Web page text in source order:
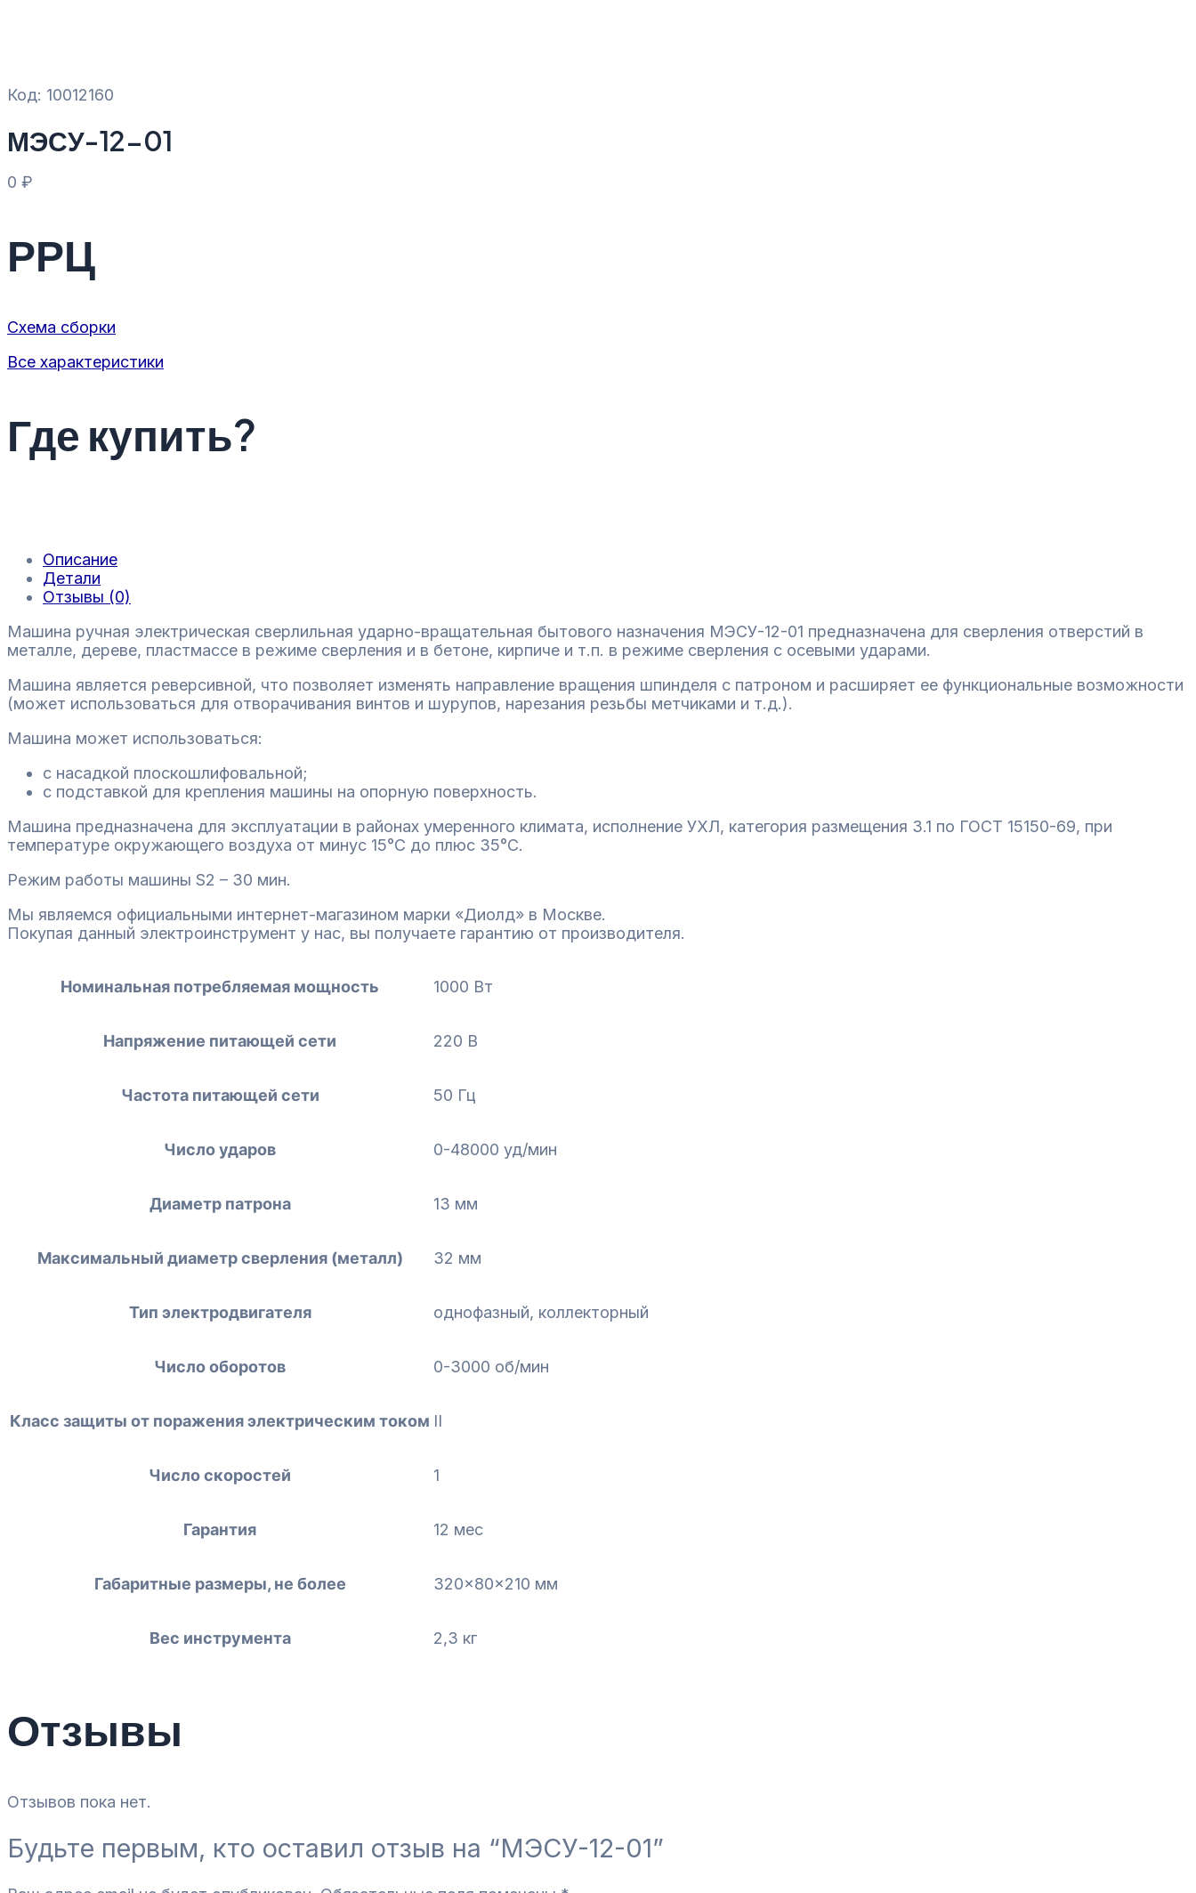
Код: 10012160
МЭСУ-12-01
0 ₽
РРЦ
Схема сборки
Все характеристики
Где купить?
Описание
Детали
Отзывы (0)
Машина ручная электрическая сверлильная ударно-вращательная бытового назначения МЭСУ-12-01 предназначена для сверления отверстий в
металле, дереве, пластмассе в режиме сверления и в бетоне, кирпиче и т.п. в режиме сверления с осевыми ударами.
Машина является реверсивной, что позволяет изменять направление вращения шпинделя с патроном и расширяет ее функциональные возможности
(может использоваться для отворачивания винтов и шурупов, нарезания резьбы метчиками и т.д.).
Машина может использоваться:
с насадкой плоскошлифовальной;
с подставкой для крепления машины на опорную поверхность.
Машина предназначена для эксплуатации в районах умеренного климата, исполнение УХЛ, категория размещения 3.1 по ГОСТ 15150-69, при
температуре окружающего воздуха от минус 15°С до плюс 35°С.
Режим работы машины S2 – 30 мин.
Мы являемся официальными интернет-магазином марки «Диолд» в Москве.
Покупая данный электроинструмент у нас, вы получаете гарантию от производителя.
Номинальная потребляемая мощность 1000 Вт
Напряжение питающей сети 220 В
Частота питающей сети 50 Гц
Число ударов 0-48000 уд/мин
Диаметр патрона 13 мм
Максимальный диаметр сверления (металл) 32 мм
Тип электродвигателя однофазный, коллекторный
Число оборотов 0-3000 об/мин
Класс защиты от поражения электрическим током II
Число скоростей 1
Гарантия 12 мес
Габаритные размеры, не более 320x80x210 мм
Вес инструмента 2,3 кг
Отзывы
Отзывов пока нет.
Будьте первым, кто оставил отзыв на “МЭСУ-12-01”